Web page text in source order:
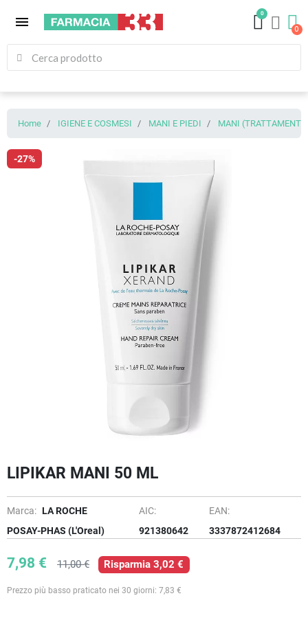
menu
0
Home IGIENE E COSMESI MANI E PIEDI MANI (TRATTAMENTI
-27%
LIPIKAR MANI 50 ML
Marca: LA ROCHE
POSAY-PHAS (L'Oreal)
AIC:
921380642
EAN:
3337872412684
7,98 € 11,00 € Risparmia 3,02 €
Prezzo più basso praticato nei 30 giorni: 7,83 €